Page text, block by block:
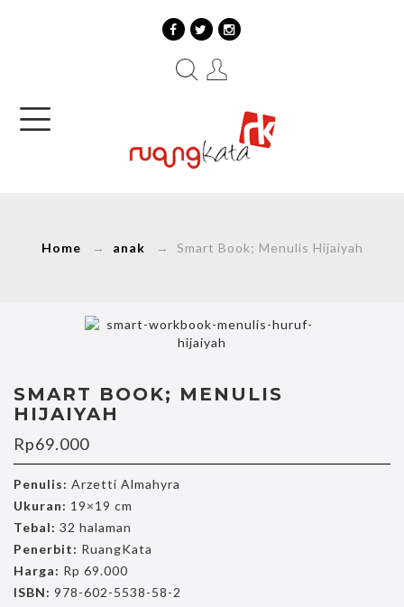
Home → anak → Smart Book; Menulis Hijaiyah
SMART BOOK; MENULIS
HIJAIYAH
Rp69.000
Penulis: Arzetti Almahyra
Ukuran: 19×19 cm
Tebal: 32 halaman
Penerbit: RuangKata
Harga: Rp 69.000
ISBN: 978-602-5538-58-2